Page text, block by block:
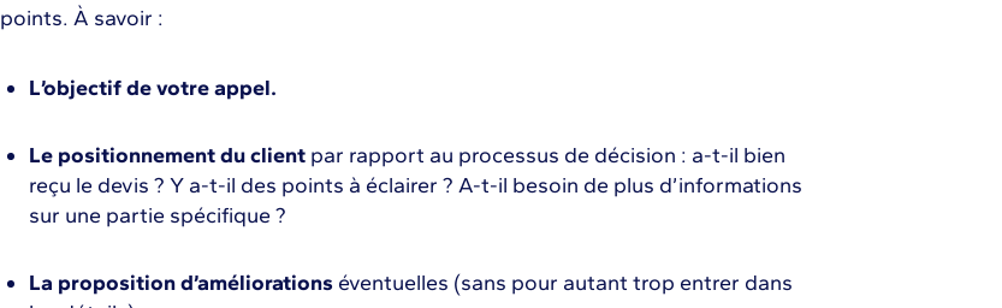
points. À savoir :
L’objectif de votre appel.
Le positionnement du clientpar rapport au processus de décision : a-t-il bien
reçu le devis ? Y a-t-il des points à éclairer ? A-t-il besoin de plus d’informations
sur une partie spécifique ?
La proposition d’améliorations éventuelles (sans pour autant trop entrer dans